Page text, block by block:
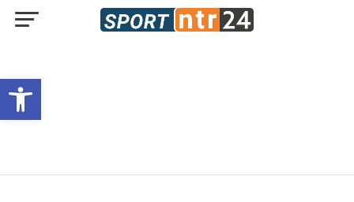
Open toolbar